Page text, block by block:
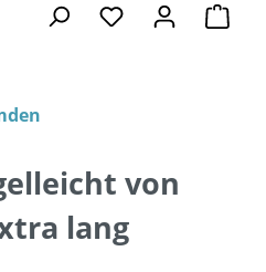
Du hast 0
von
lang